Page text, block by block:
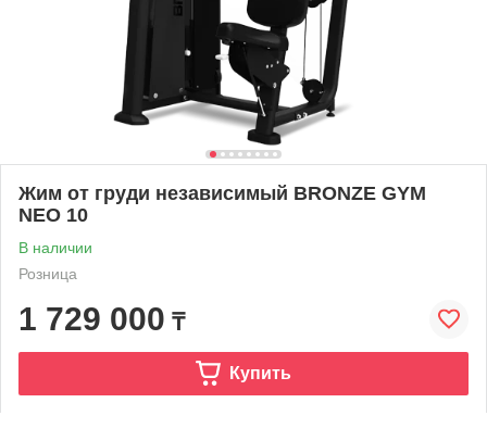
Жим от груди независимый BRONZE GYM
NEO 10
В наличии
Розница
1 729 000 ₸
Купить